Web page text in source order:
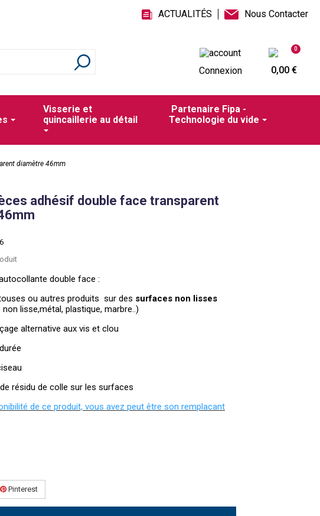
ACTUALITÉS Nous Contacter
Connexion
0
0,00 €
Visserie et
quincaillerie au détail
Partenaire Fipa -
Technologie du vide
diamètre 46mm
adhésif double face transparent
double face :
ou autres produits sur des surfaces non lisses
lisse,métal, plastique, marbre..)
alternative aux vis et clou
résidu de colle sur les surfaces
de ce produit, vous avez peut être son remplacant
Pinterest